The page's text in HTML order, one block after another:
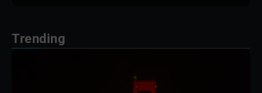
Trending